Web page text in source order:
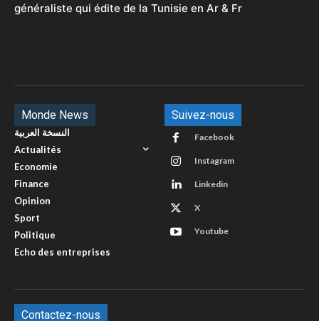
généraliste qui édite de la Tunisie en Ar & Fr
Monde News
النسخة العربية
Actualités
Economie
Finance
Opinion
Sport
Politique
Echo des entreprises
Suivez-nous
Facebook
Instagram
Linkedin
X
Youtube
Contactez-nous